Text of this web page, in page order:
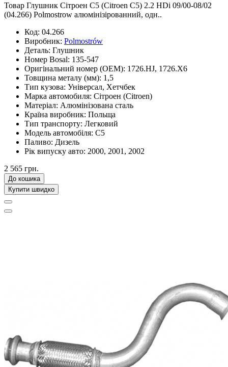
Товар Глушник Сітроен С5 (Citroen C5) 2.2 HDi 09/00-08/02
(04.266) Polmostrow алюмінізірованний, одн..
Код: 04.266
Виробник: Polmostrów
Деталь: Глушник
Номер Bosal: 135-547
Оригінальний номер (OEM): 1726.HJ, 1726.X6
Товщина металу (мм): 1,5
Тип кузова: Універсал, Хетчбек
Марка автомобиля: Сітроен (Citroen)
Матеріал: Алюмінізована сталь
Країна виробник: Польща
Тип транспорту: Легковий
Модель автомобіля: C5
Паливо: Дизель
Рік випуску авто: 2000, 2001, 2002
2 565 грн.
До кошика
Купити швидко